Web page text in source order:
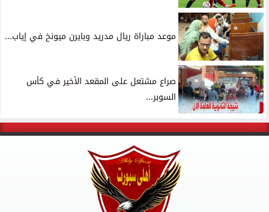
موعد مباراة ريال مدريد وبايرن ميونخ في إياب...
صراع مشتعل على المقعد الأخير في كأس
السوبر...